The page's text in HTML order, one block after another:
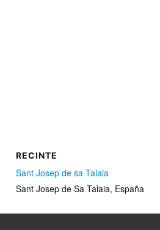
RECINTE
Sant Josep de sa Talaia
Sant Josep de Sa Talaia, España